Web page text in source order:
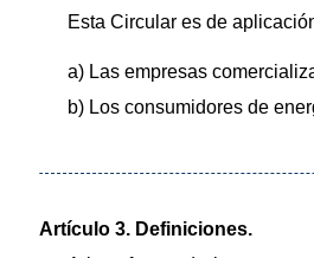
Esta Circular es de
a) Las empresas
b) Los consumidores de
Artículo 3. Definiciones.